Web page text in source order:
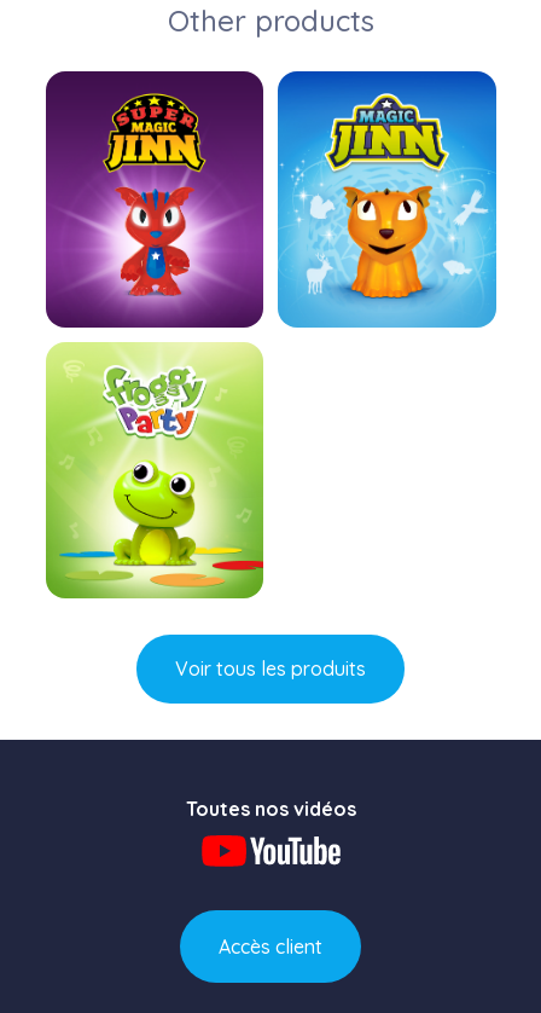
Other products
En savoir plus
Voir tous les produits
Toutes nos vidéos
Accès client